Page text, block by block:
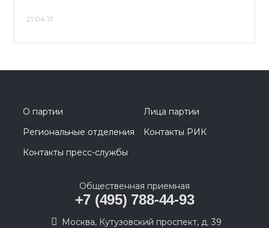
21.04.17
О партии
Лица партии
Региональные отделения
Контакты РИК
Контакты пресс-службы
Общественная приемная
+7 (495) 788-44-93
Москва, Кутузовский проспект, д. 39